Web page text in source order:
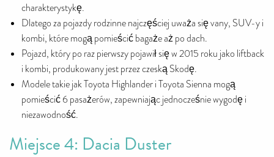
charakterystykę.
Dlatego za pojazdy rodzinne najczęściej uważa się vany, SUV-y i
kombi, które mogą pomieścić bagaże aż po dach.
Pojazd, który po raz pierwszy pojawił się w 2015 roku jako liftback
i kombi, produkowany jest przez czeską Skodę.
Modele takie jak Toyota Highlander i Toyota Sienna mogą
pomieścić 6 pasażerów, zapewniając jednocześnie wygodę i
niezawodność.
Miejsce 4: Dacia Duster